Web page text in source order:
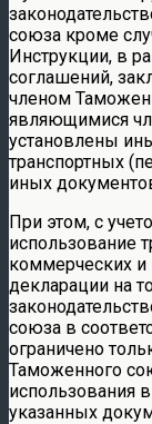
союза кроме
Инструкции, в
соглашений,
членом
являющимися
установлены
транспортных
иных
При этом, с
использование
коммерческих и
декларации на
союза в
ограничено
Таможенного
использования
указанных